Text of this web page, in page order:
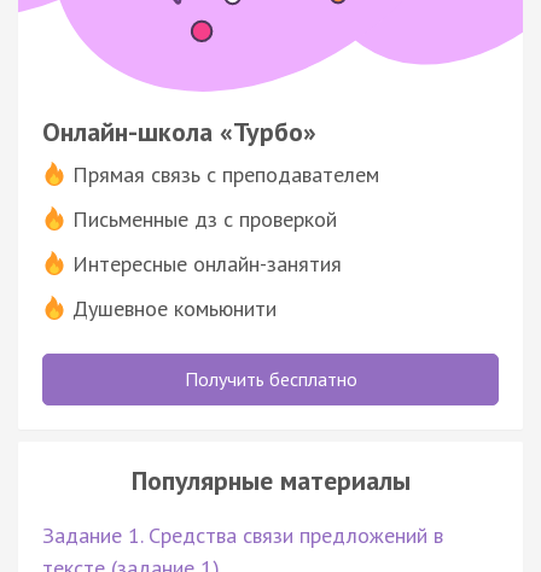
Онлайн-школа «Турбо»
Прямая связь с преподавателем
Письменные дз с проверкой
Интересные онлайн-занятия
Душевное комьюнити
Получить бесплатно
Популярные материалы
Задание 1. Средства связи предложений в